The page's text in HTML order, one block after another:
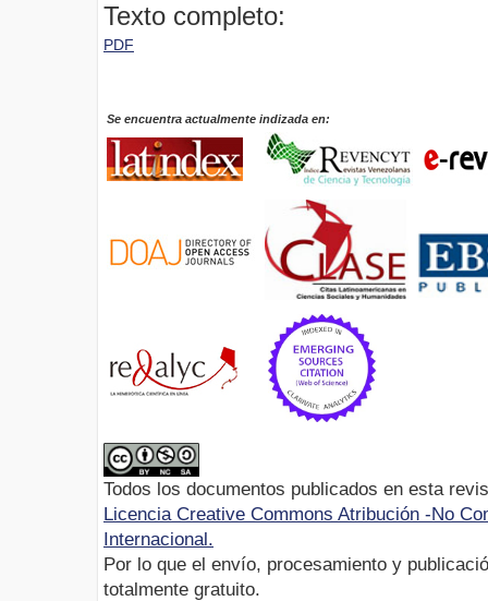
Texto completo:
PDF
Se encuentra actualmente indizada en:
Todos los documentos publicados en esta
Licencia Creative Commons Atribución -No
Internacional.
Por lo que el envío, procesamiento y
totalmente gratuito.